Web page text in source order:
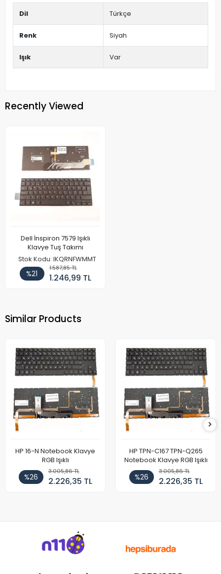
Dil Türkçe
Renk Siyah
Işık Var
Recently Viewed
Dell İnspiron 7579 Işıklı
Klavye Tuş Takımı
Stok Kodu: IKQRNFWMMT
%21
1.587,85 TL
1.246,99 TL
Similar Products
HP 16-N Notebook Klavye
RGB Işıklı
%26
3.005,86 TL
2.226,35 TL
HP TPN-C167 TPN-Q265
Notebook Klavye RGB Işıklı
%26
3.005,86 TL
2.226,35 TL